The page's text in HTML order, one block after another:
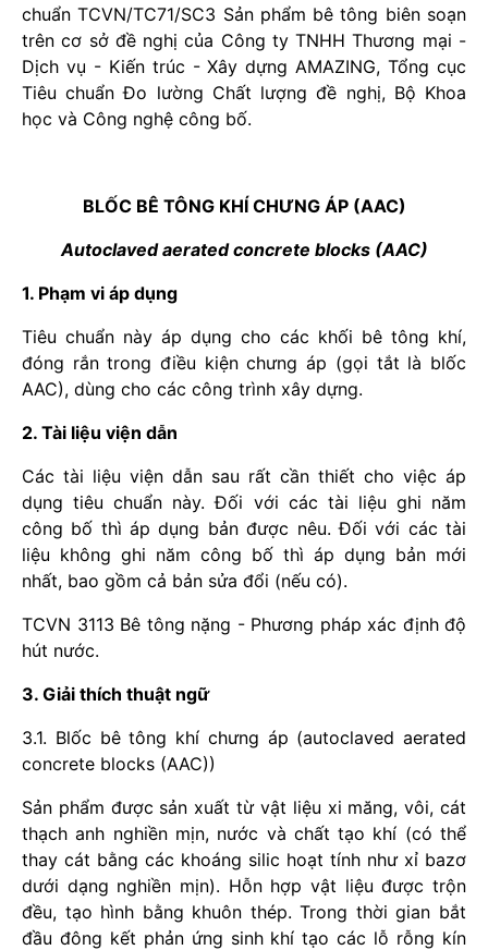
chuẩn TCVN/TC71/SC3 Sản phẩm bê tông biên soạn
trên cơ sở đề nghị của Công ty TNHH Thương mại -
Dịch vụ - Kiến trúc - Xây dựng AMAZING, Tổng cục
Tiêu chuẩn Đo lường Chất lượng đề nghị, Bộ Khoa
học và Công nghệ công bố.
BLỐC BÊ TÔNG KHÍ CHƯNG ÁP (AAC)
Autoclaved aerated concrete blocks (AAC)
1. Phạm vi áp dụng
Tiêu chuẩn này áp dụng cho các khối bê tông khí,
đóng rắn trong điều kiện chưng áp (gọi tắt là blốc
AAC), dùng cho các công trình xây dựng.
2. Tài liệu viện dẫn
Các tài liệu viện dẫn sau rất cần thiết cho việc áp
dụng tiêu chuẩn này. Đối với các tài liệu ghi năm
công bố thì áp dụng bản được nêu. Đối với các tài
liệu không ghi năm công bố thì áp dụng bản mới
nhất, bao gồm cả bản sửa đổi (nếu có).
TCVN 3113 Bê tông nặng - Phương pháp xác định độ
hút nước.
3. Giải thích thuật ngữ
3.1. Blốc bê tông khí chưng áp (autoclaved aerated
concrete blocks (AAC))
Sản phẩm được sản xuất từ vật liệu xi măng, vôi, cát
thạch anh nghiền mịn, nước và chất tạo khí (có thể
thay cát bằng các khoáng silic hoạt tính như xỉ bazơ
dưới dạng nghiền mịn). Hỗn hợp vật liệu được trộn
đều, tạo hình bằng khuôn thép. Trong thời gian bắt
đầu đông kết phản ứng sinh khí tạo các lỗ rỗng kín